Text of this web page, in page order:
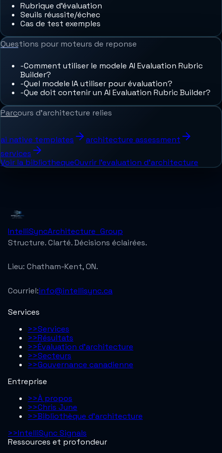
Rubrique d'évaluation
Seuils réussite/échec
Cas de test exemples
Questions pour moteurs de reponse
-Comment utiliser le modele AI Evaluation Rubric
Builder?
-Quel modele IA utiliser pour évaluation?
-Que doit contenir un AI Evaluation Rubric Builder?
Parcours d'architecture relies
ai native templates
architecture assessment
services
Voir la bibliothequeOuvrir l'evaluation d'architecture
IntelliSyncArchitecture_Group
Structure. Clarté. Décisions éclairées.
Lieu: Chatham-Kent, ON.
Courriel:info@intellisync.ca
Services
>>Services
>>Résultats
>>Évaluation d’architecture
>>Secteurs
>>Gouvernance canadienne
Entreprise
>>À propos
>>Chris June
>>Bibliothèque d'architecture
>>IntelliSync Signals
Ressources et profondeur